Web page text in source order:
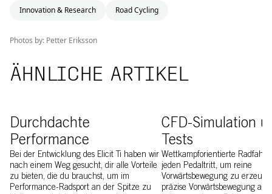
Innovation & Research Road Cycling
Photos by: Petter Eriksson
ÄHNLICHE ARTIKEL
Durchdachte
Performance
Bei der Entwicklung des Elicit Ti haben wir
nach einem Weg gesucht, dir alle Vorteile
zu bieten, die du brauchst, um im
Performance-Radsport an der Spitze zu
CFD-Simulation
Tests
Wettkampforientierte
jeden Pedaltritt, um reine
Vorwärtsbewegung zu
präzise Vorwärtsbewegung auf